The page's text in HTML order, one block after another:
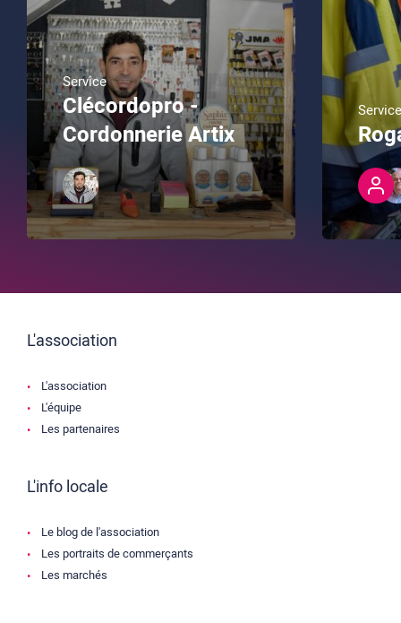
Service
Clécordopro -
Cordonnerie Artix
Service
L'association
L'association
L'équipe
Les partenaires
L'info locale
Le blog de l'association
Les portraits de commerçants
Les marchés